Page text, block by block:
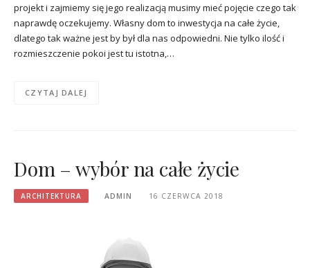
projekt i zajmiemy się jego realizacją musimy mieć pojęcie czego tak
naprawdę oczekujemy. Własny dom to inwestycja na całe życie,
dlatego tak ważne jest by był dla nas odpowiedni. Nie tylko ilość i
rozmieszczenie pokoi jest tu istotna,…
CZYTAJ DALEJ
Dom – wybór na całe życie
ARCHITEKTURA ADMIN 16 CZERWCA 2018